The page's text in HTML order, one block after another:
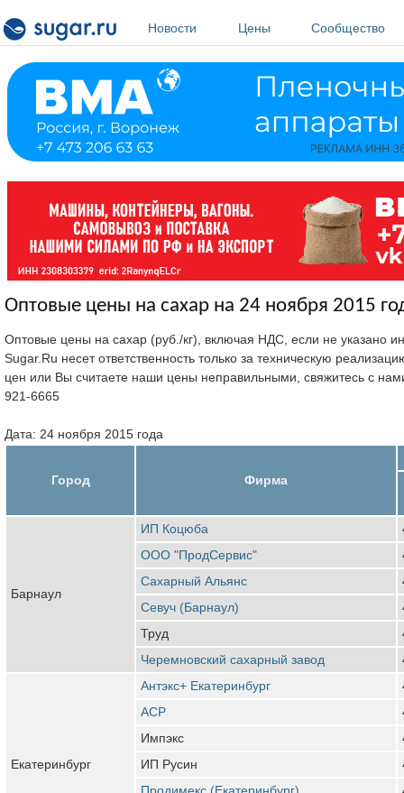
Новости
Цены Сообщество
Оптовые цены на сахар на 24 ноября 2015
Оптовые цены на сахар (руб./кг), включая НДС, если не указано
Sugar.Ru несет ответственность только за техническую
цен или Вы считаете наши цены неправильными, свяжитесь с
921-6665
Дата: 24 ноября 2015 года
Город Фирма
Барнаул
ИП Коцюба
ООО "ПродСервис"
Сахарный Альянс
Севуч (Барнаул)
Труд
Черемновский сахарный завод
Екатеринбург
Антэкс+ Екатеринбург
АСР
Импэкс
ИП Русин
Продимекс (Екатеринбург)